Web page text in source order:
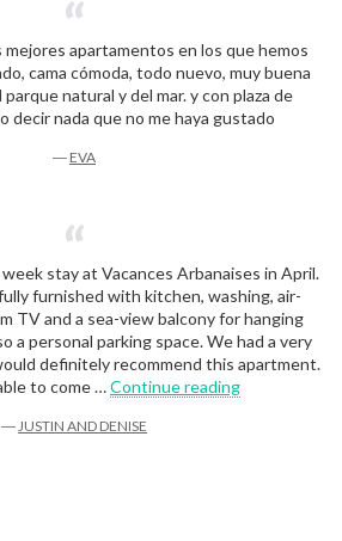
apartamentos en los que hemos
cama cómoda, todo nuevo, muy buena
natural y del mar. y con plaza de
decir nada que no me haya gustado
― EVA
stay at Vacances Arbanaises in April.
furnished with kitchen, washing, air-
TV and a sea-view balcony for hanging
a personal parking space. We had a very
definitely recommend this apartment.
to come …Continue reading“Justin and
― JUSTIN AND DENISE